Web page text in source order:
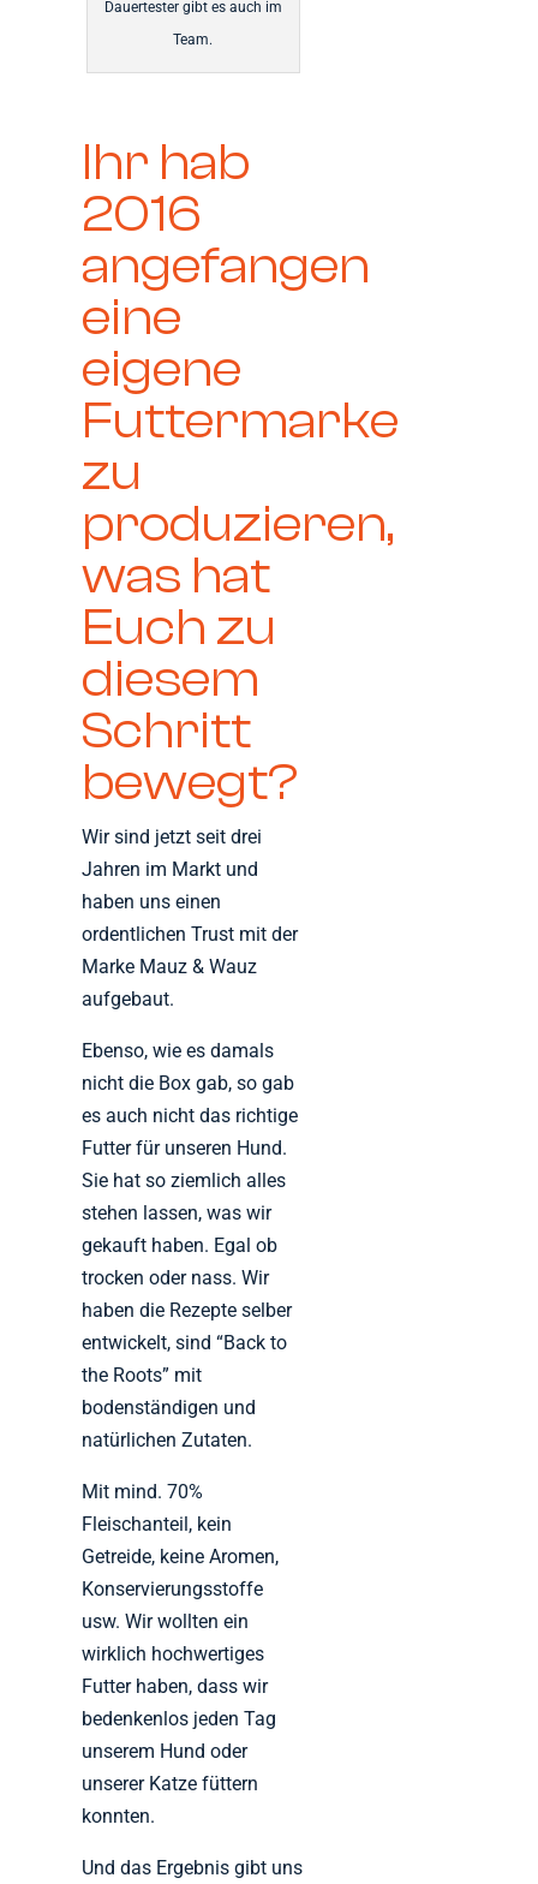
Dauertester gibt es auch im
Team.
Ihr hab
2016
angefangen
eine
eigene
Futtermarke
zu
produzieren,
was hat
Euch zu
diesem
Schritt
bewegt?
Wir sind jetzt seit drei
Jahren im Markt und
haben uns einen
ordentlichen Trust mit der
Marke Mauz & Wauz
aufgebaut.
Ebenso, wie es damals
nicht die Box gab, so gab
es auch nicht das richtige
Futter für unseren Hund.
Sie hat so ziemlich alles
stehen lassen, was wir
gekauft haben. Egal ob
trocken oder nass. Wir
haben die Rezepte selber
entwickelt, sind “Back to
the Roots” mit
bodenständigen und
natürlichen Zutaten.
Mit mind. 70%
Fleischanteil, kein
Getreide, keine Aromen,
Konservierungsstoffe
usw. Wir wollten ein
wirklich hochwertiges
Futter haben, dass wir
bedenkenlos jeden Tag
unserem Hund oder
unserer Katze füttern
konnten.
Und das Ergebnis gibt uns